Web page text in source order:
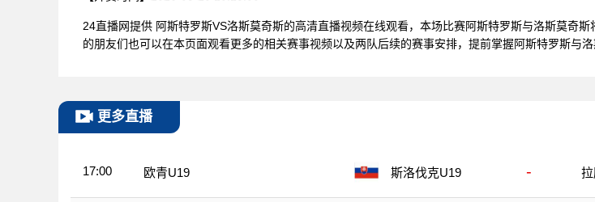
24直播网提供 阿斯特罗斯VS洛斯莫奇斯的高清直播视频在线观看，本场比赛阿斯特罗斯与洛斯莫奇
的朋友们也可以在本页面观看更多的相关赛事视频以及两队后续的赛事安排，提前掌握阿斯特罗斯与洛
更多直播
17:00 欧青U19 斯洛伐克U19 -